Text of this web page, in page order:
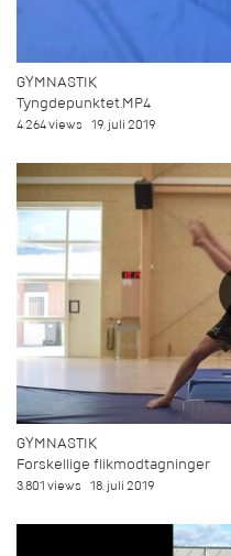
GYMNASTIK
Tyngdepunktet.MP4
4.264 views 19. juli 2019
GYMNASTIK
Forskellige flikmodtagninger
3.801 views 18. juli 2019